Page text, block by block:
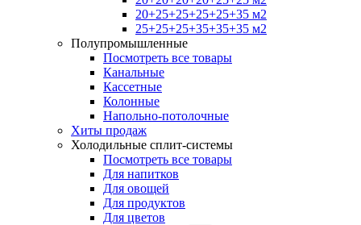
20+25+25+25+25+35 м2
25+25+25+35+35+35 м2
Полупромышленные
Посмотреть все товары
Канальные
Кассетные
Колонные
Напольно-потолочные
Хиты продаж
Холодильные сплит-системы
Посмотреть все товары
Для напитков
Для овощей
Для продуктов
Для цветов